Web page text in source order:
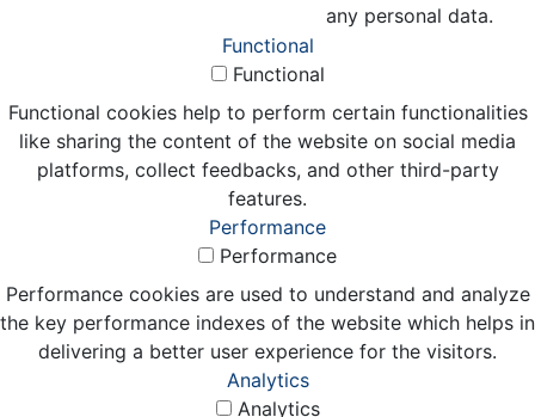
any personal data.
Functional
Functional
Functional cookies help to perform certain functionalities
like sharing the content of the website on social media
platforms, collect feedbacks, and other third-party
features.
Performance
Performance
Performance cookies are used to understand and analyze
the key performance indexes of the website which helps in
delivering a better user experience for the visitors.
Analytics
Analytics